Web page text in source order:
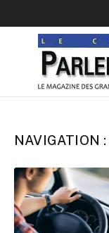
NAVIGATION :